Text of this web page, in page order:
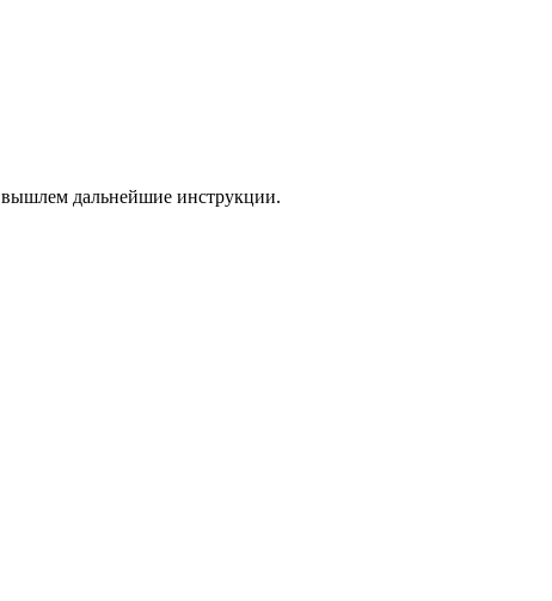
вышлем дальнейшие инструкции.